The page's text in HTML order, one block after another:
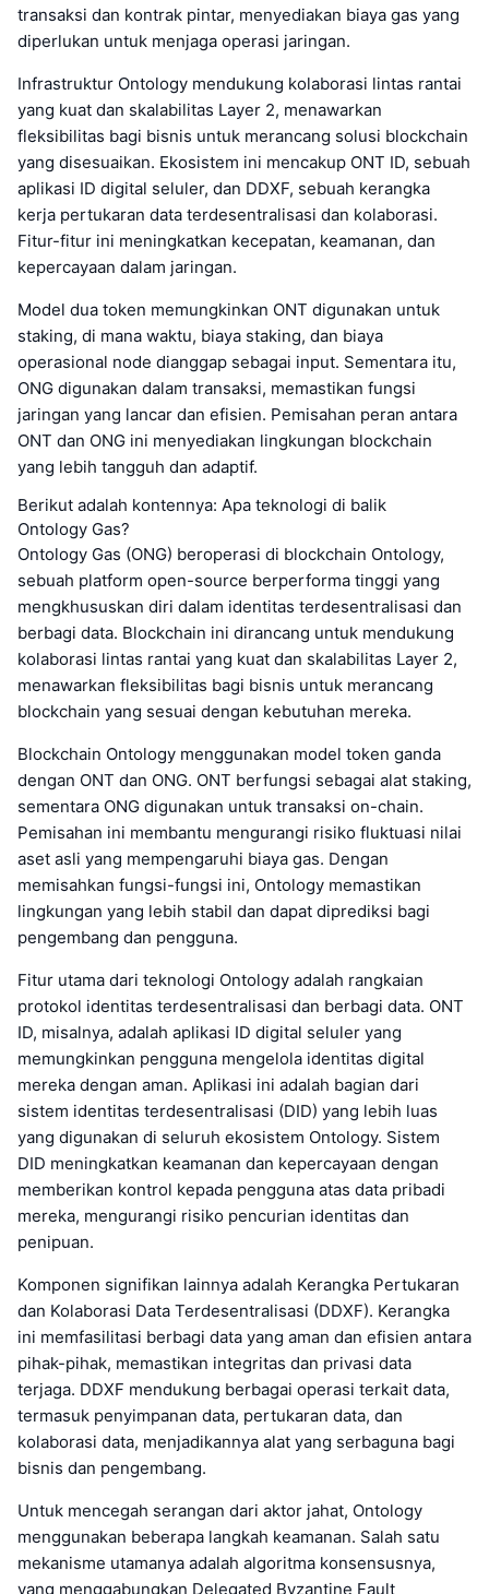
transaksi dan kontrak pintar, menyediakan biaya gas yang
diperlukan untuk menjaga operasi jaringan.
Infrastruktur Ontology mendukung kolaborasi lintas rantai
yang kuat dan skalabilitas Layer 2, menawarkan
fleksibilitas bagi bisnis untuk merancang solusi blockchain
yang disesuaikan. Ekosistem ini mencakup ONT ID, sebuah
aplikasi ID digital seluler, dan DDXF, sebuah kerangka
kerja pertukaran data terdesentralisasi dan kolaborasi.
Fitur-fitur ini meningkatkan kecepatan, keamanan, dan
kepercayaan dalam jaringan.
Model dua token memungkinkan ONT digunakan untuk
staking, di mana waktu, biaya staking, dan biaya
operasional node dianggap sebagai input. Sementara itu,
ONG digunakan dalam transaksi, memastikan fungsi
jaringan yang lancar dan efisien. Pemisahan peran antara
ONT dan ONG ini menyediakan lingkungan blockchain
yang lebih tangguh dan adaptif.
Berikut adalah kontennya: Apa teknologi di balik
Ontology Gas?
Ontology Gas (ONG) beroperasi di blockchain Ontology,
sebuah platform open-source berperforma tinggi yang
mengkhususkan diri dalam identitas terdesentralisasi dan
berbagi data. Blockchain ini dirancang untuk mendukung
kolaborasi lintas rantai yang kuat dan skalabilitas Layer 2,
menawarkan fleksibilitas bagi bisnis untuk merancang
blockchain yang sesuai dengan kebutuhan mereka.
Blockchain Ontology menggunakan model token ganda
dengan ONT dan ONG. ONT berfungsi sebagai alat staking,
sementara ONG digunakan untuk transaksi on-chain.
Pemisahan ini membantu mengurangi risiko fluktuasi nilai
aset asli yang mempengaruhi biaya gas. Dengan
memisahkan fungsi-fungsi ini, Ontology memastikan
lingkungan yang lebih stabil dan dapat diprediksi bagi
pengembang dan pengguna.
Fitur utama dari teknologi Ontology adalah rangkaian
protokol identitas terdesentralisasi dan berbagi data. ONT
ID, misalnya, adalah aplikasi ID digital seluler yang
memungkinkan pengguna mengelola identitas digital
mereka dengan aman. Aplikasi ini adalah bagian dari
sistem identitas terdesentralisasi (DID) yang lebih luas
yang digunakan di seluruh ekosistem Ontology. Sistem
DID meningkatkan keamanan dan kepercayaan dengan
memberikan kontrol kepada pengguna atas data pribadi
mereka, mengurangi risiko pencurian identitas dan
penipuan.
Komponen signifikan lainnya adalah Kerangka Pertukaran
dan Kolaborasi Data Terdesentralisasi (DDXF). Kerangka
ini memfasilitasi berbagi data yang aman dan efisien antara
pihak-pihak, memastikan integritas dan privasi data
terjaga. DDXF mendukung berbagai operasi terkait data,
termasuk penyimpanan data, pertukaran data, dan
kolaborasi data, menjadikannya alat yang serbaguna bagi
bisnis dan pengembang.
Untuk mencegah serangan dari aktor jahat, Ontology
menggunakan beberapa langkah keamanan. Salah satu
mekanisme utamanya adalah algoritma konsensusnya,
yang menggabungkan Delegated Byzantine Fault